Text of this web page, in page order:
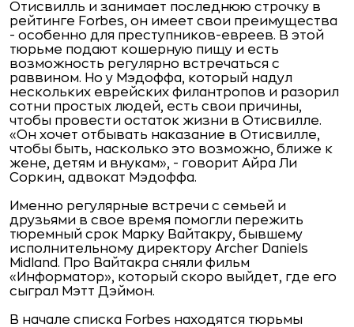
Отисвилль и занимает последнюю строчку в
рейтинге Forbes, он имеет свои преимущества
- особенно для преступников-евреев. В этой
тюрьме подают кошерную пищу и есть
возможность регулярно встречаться с
раввином. Но у Мэдоффа, который надул
нескольких еврейских филантропов и разорил
сотни простых людей, есть свои причины,
чтобы провести остаток жизни в Отисвилле.
«Он хочет отбывать наказание в Отисвилле,
чтобы быть, насколько это возможно, ближе к
жене, детям и внукам», - говорит Айра Ли
Соркин, адвокат Мэдоффа.
Именно регулярные встречи с семьей и
друзьями в свое время помогли пережить
тюремный срок Марку Вайтакру, бывшему
исполнительному директору Archer Daniels
Midland. Про Вайтакра сняли фильм
«Информатор», который скоро выйдет, где его
сыграл Мэтт Дэймон.
В начале списка Forbes находятся тюрьмы